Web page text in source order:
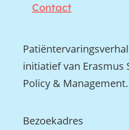
Contact
initiatief van Erasmus
Policy & Management.
Bezoekadres